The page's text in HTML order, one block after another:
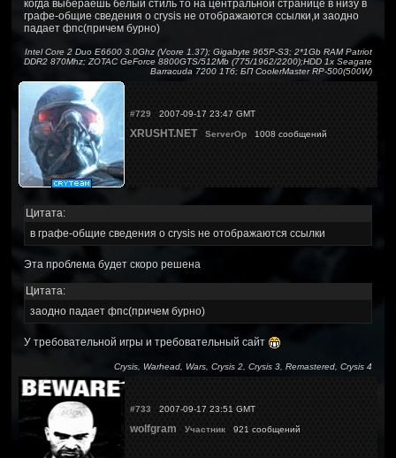
когда выбераешь белый стиль то на центральной странице в низу в
графе-общие сведения о crysis не отображаются ссылки,и заодно
падает фпс(причем бурно)
Intel Core 2 Duo E6600 3.0Ghz (Vcore 1.37); Gigabyte 965P-S3; 2*1Gb RAM Patriot
DDR2 870Mhz; ZOTAC GeForce 8800GTS/512Mb (775/1962/2200);HDD 1x Seagate
Barracuda 7200 1Тб; БП CoolerMaster RP-500(500W)
#729 2007-09-17 23:47 GMT
XRUSHT.NET ServerOp 1008 сообщений
Цитата:
в графе-общие сведения о crysis не отображаются ссылки
Эта проблема будет скоро решена
Цитата:
заодно падает фпс(причем бурно)
У требовательной игры и требовательный сайт
Crysis, Warhead, Wars, Crysis 2, Crysis 3, Remastered, Crysis 4
#733 2007-09-17 23:51 GMT
wolfgram Участник 921 сообщений